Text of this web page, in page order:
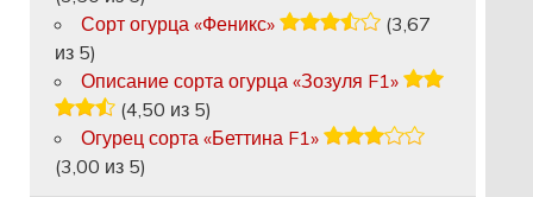
Сорт огурца «Феникс»
(3,67
из 5)
Описание сорта огурца «Зозуля F1»
(4,50 из 5)
Огурец сорта «Беттина F1»
(3,00 из 5)